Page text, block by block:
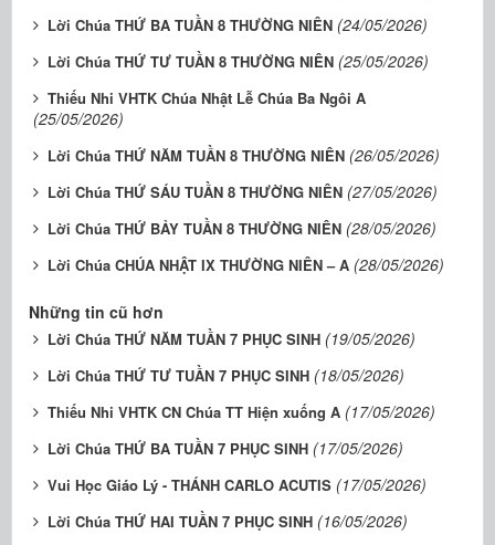
Lời Chúa THỨ BA TUẦN 8 THƯỜNG NIÊN (24/05/2026)
Lời Chúa THỨ TƯ TUẦN 8 THƯỜNG NIÊN (25/05/2026)
Thiếu Nhi VHTK Chúa Nhật Lễ Chúa Ba Ngôi A
(25/05/2026)
Lời Chúa THỨ NĂM TUẦN 8 THƯỜNG NIÊN (26/05/2026)
Lời Chúa THỨ SÁU TUẦN 8 THƯỜNG NIÊN (27/05/2026)
Lời Chúa THỨ BẢY TUẦN 8 THƯỜNG NIÊN (28/05/2026)
Lời Chúa CHÚA NHẬT IX THƯỜNG NIÊN – A (28/05/2026)
Những tin cũ hơn
Lời Chúa THỨ NĂM TUẦN 7 PHỤC SINH (19/05/2026)
Lời Chúa THỨ TƯ TUẦN 7 PHỤC SINH (18/05/2026)
Thiếu Nhi VHTK CN Chúa TT Hiện xuống A (17/05/2026)
Lời Chúa THỨ BA TUẦN 7 PHỤC SINH (17/05/2026)
Vui Học Giáo Lý - THÁNH CARLO ACUTIS (17/05/2026)
Lời Chúa THỨ HAI TUẦN 7 PHỤC SINH (16/05/2026)